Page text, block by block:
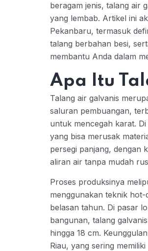
beragam jenis, talang air
yang lembab. Artikel ini
Pekanbaru, termasuk
talang berbahan besi,
membantu Anda dalam
Apa Itu
Talang air galvanis
saluran pembuangan,
untuk mencegah karat.
yang bisa merusak
persegi panjang, dengan
aliran air tanpa mudah
Proses produksinya
menggunakan teknik
belasan tahun. Di pasar
bangunan, talang
hingga 18 cm.
Riau, yang sering